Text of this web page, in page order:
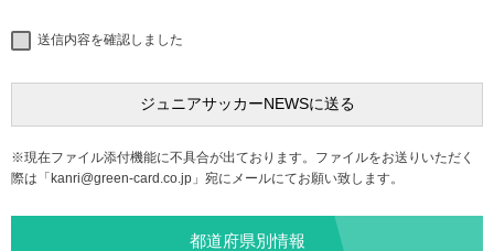
送信内容を確認しました
※現在ファイル添付機能に不具合が出ております。ファイルをお送りいただく
際は「kanri@green-card.co.jp 」宛にメールにてお願い致します。
都道府県別情報